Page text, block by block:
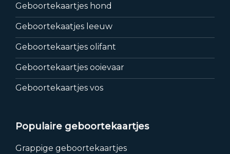
Geboortekaartjes hond
Geboortekaatjes leeuw
Geboortekaartjes olifant
Geboortekaartjes ooievaar
Geboortekaartjes vos
Populaire geboortekaartjes
Grappige geboortekaartjes